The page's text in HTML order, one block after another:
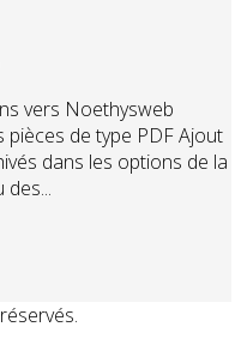
vers Noethysweb
de type PDF Ajout
dans les options de la